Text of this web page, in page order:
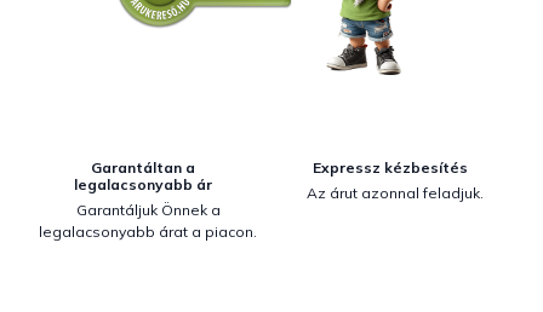
Garantáltan a
legalacsonyabb ár
Garantáljuk Önnek a
legalacsonyabb árat a piacon.
Expressz kézbesítés
Az árut azonnal feladjuk.